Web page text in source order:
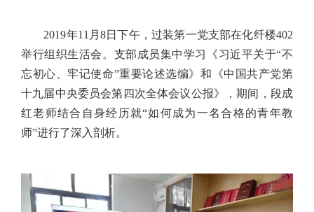
2019年11月8日下午，过装第一党支部在化纤楼402
举行组织生活会。支部成员集中学习《习近平关于“不
忘初心、牢记使命”重要论述选编》和《中国共产党第
十九届中央委员会第四次全体会议公报》，期间，段成
红老师结合自身经历就“如何成为一名合格的青年教
师”进行了深入剖析。